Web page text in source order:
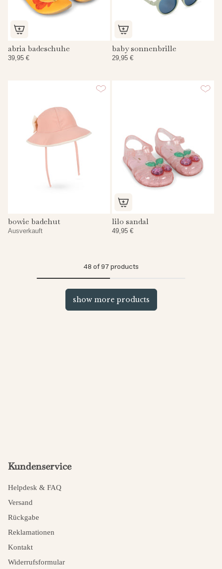
abria badeschuhe
39,95 €
baby sonnenbrille
29,95 €
bowie badehut
Ausverkauft
lilo sandal
49,95 €
48of 97 products
show more products
Kundenservice
Helpdesk & FAQ
Versand
Rückgabe
Reklamationen
Kontakt
Widerrufsformular